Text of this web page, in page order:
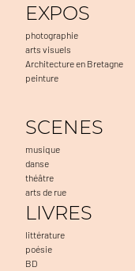
EXPOS
photographie
arts visuels
Architecture en Bretagne
peinture
SCENES
musique
danse
théâtre
arts de rue
LIVRES
littérature
poésie
BD